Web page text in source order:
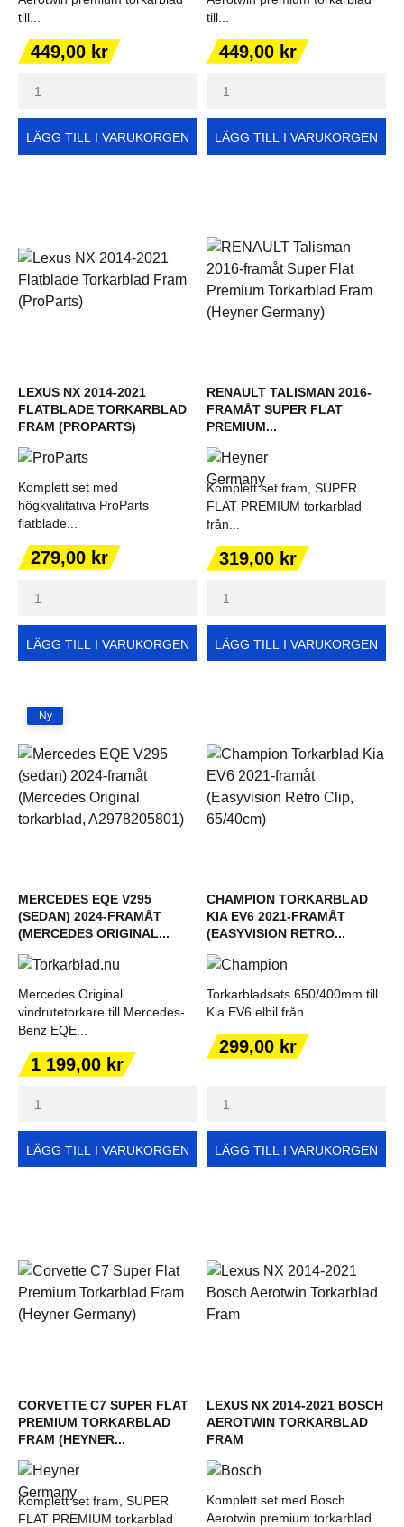
till...
Pris
449,00 kr
LÄGG TILL I VARUKORGEN
till...
Pris
449,00 kr
LÄGG TILL I VARUKORGEN
LEXUS NX 2014-2021
FLATBLADE TORKARBLAD
FRAM (PROPARTS)
Komplett set med
högkvalitativa ProParts
flatblade...
Pris
279,00 kr
LÄGG TILL I VARUKORGEN
RENAULT TALISMAN 2016-
FRAMÅT SUPER FLAT
PREMIUM...
Komplett set fram, SUPER
FLAT PREMIUM torkarblad
från...
Pris
319,00 kr
LÄGG TILL I VARUKORGEN
MERCEDES EQE V295
(SEDAN) 2024-FRAMÅT
(MERCEDES ORIGINAL...
Mercedes Original
vindrutetorkare till Mercedes-
Benz EQE...
Pris
1 199,00 kr
LÄGG TILL I VARUKORGEN
Ny
CHAMPION TORKARBLAD
KIA EV6 2021-FRAMÅT
(EASYVISION RETRO...
Torkarbladsats 650/400mm till
Kia EV6 elbil från...
Pris
299,00 kr
LÄGG TILL I VARUKORGEN
CORVETTE C7 SUPER FLAT
PREMIUM TORKARBLAD
FRAM (HEYNER...
Komplett set fram, SUPER
FLAT PREMIUM torkarblad
LEXUS NX 2014-2021 BOSCH
AEROTWIN TORKARBLAD
FRAM
Komplett set med Bosch
Aerotwin premium torkarblad